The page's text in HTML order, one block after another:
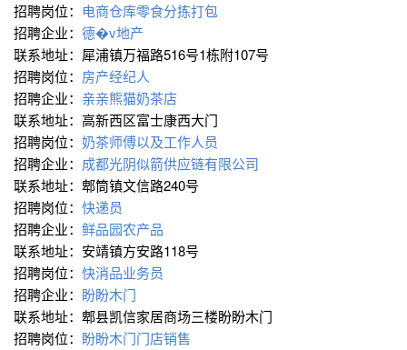
招聘岗位： 电商仓库零食分拣打包
招聘企业： 德�v地产
联系地址：犀浦镇万福路516号1栋附107号
招聘岗位： 房产经纪人
招聘企业： 亲亲熊猫奶茶店
联系地址：高新西区富士康西大门
招聘岗位： 奶茶师傅以及工作人员
招聘企业： 成都光阴似箭供应链有限公司
联系地址：郫筒镇文信路240号
招聘岗位： 快递员
招聘企业： 鲜品园农产品
联系地址：安靖镇方安路118号
招聘岗位： 快消品业务员
招聘企业： 盼盼木门
联系地址：郫县凯信家居商场三楼盼盼木门
招聘岗位： 盼盼木门门店销售